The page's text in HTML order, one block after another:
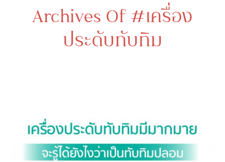
Archives Of #เครื่อง
ประดับทับทิม